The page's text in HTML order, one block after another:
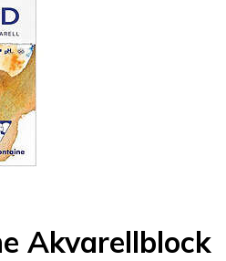
Akvarellblock